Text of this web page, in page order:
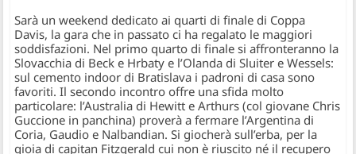
Sarà un weekend dedicato ai quarti di finale di Coppa
Davis, la gara che in passato ci ha regalato le maggiori
soddisfazioni. Nel primo quarto di finale si affronteranno la
Slovacchia di Beck e Hrbaty e l’Olanda di Sluiter e Wessels:
sul cemento indoor di Bratislava i padroni di casa sono
favoriti. Il secondo incontro offre una sfida molto
particolare: l’Australia di Hewitt e Arthurs (col giovane Chris
Guccione in panchina) proverà a fermare l’Argentina di
Coria, Gaudio e Nalbandian. Si giocherà sull’erba, per la
gioia di capitan Fitzgerald cui non è riuscito né il recupero